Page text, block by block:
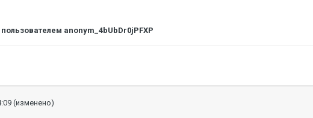
пользователем anonym_4bUbDr0jPFXP
(изменено)